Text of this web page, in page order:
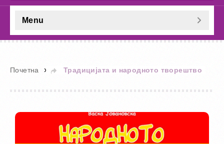
Menu
Почетна » Традицијата и народното творештво